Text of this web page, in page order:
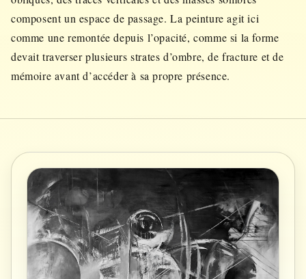
composent un espace de passage. La peinture agit ici
comme une remontée depuis l’opacité, comme si la forme
devait traverser plusieurs strates d’ombre, de fracture et de
mémoire avant d’accéder à sa propre présence.